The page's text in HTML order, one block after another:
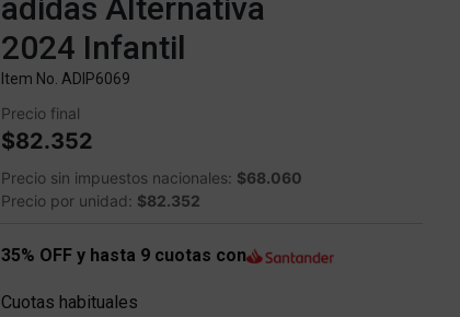
adidas Alternativa
2024 Infantil
Item No. ADIP6069
Precio final
$82.352
Precio sin impuestos nacionales: $68.060
Precio por unidad: $82.352
35% OFF y hasta 9 cuotas con
Cuotas habituales